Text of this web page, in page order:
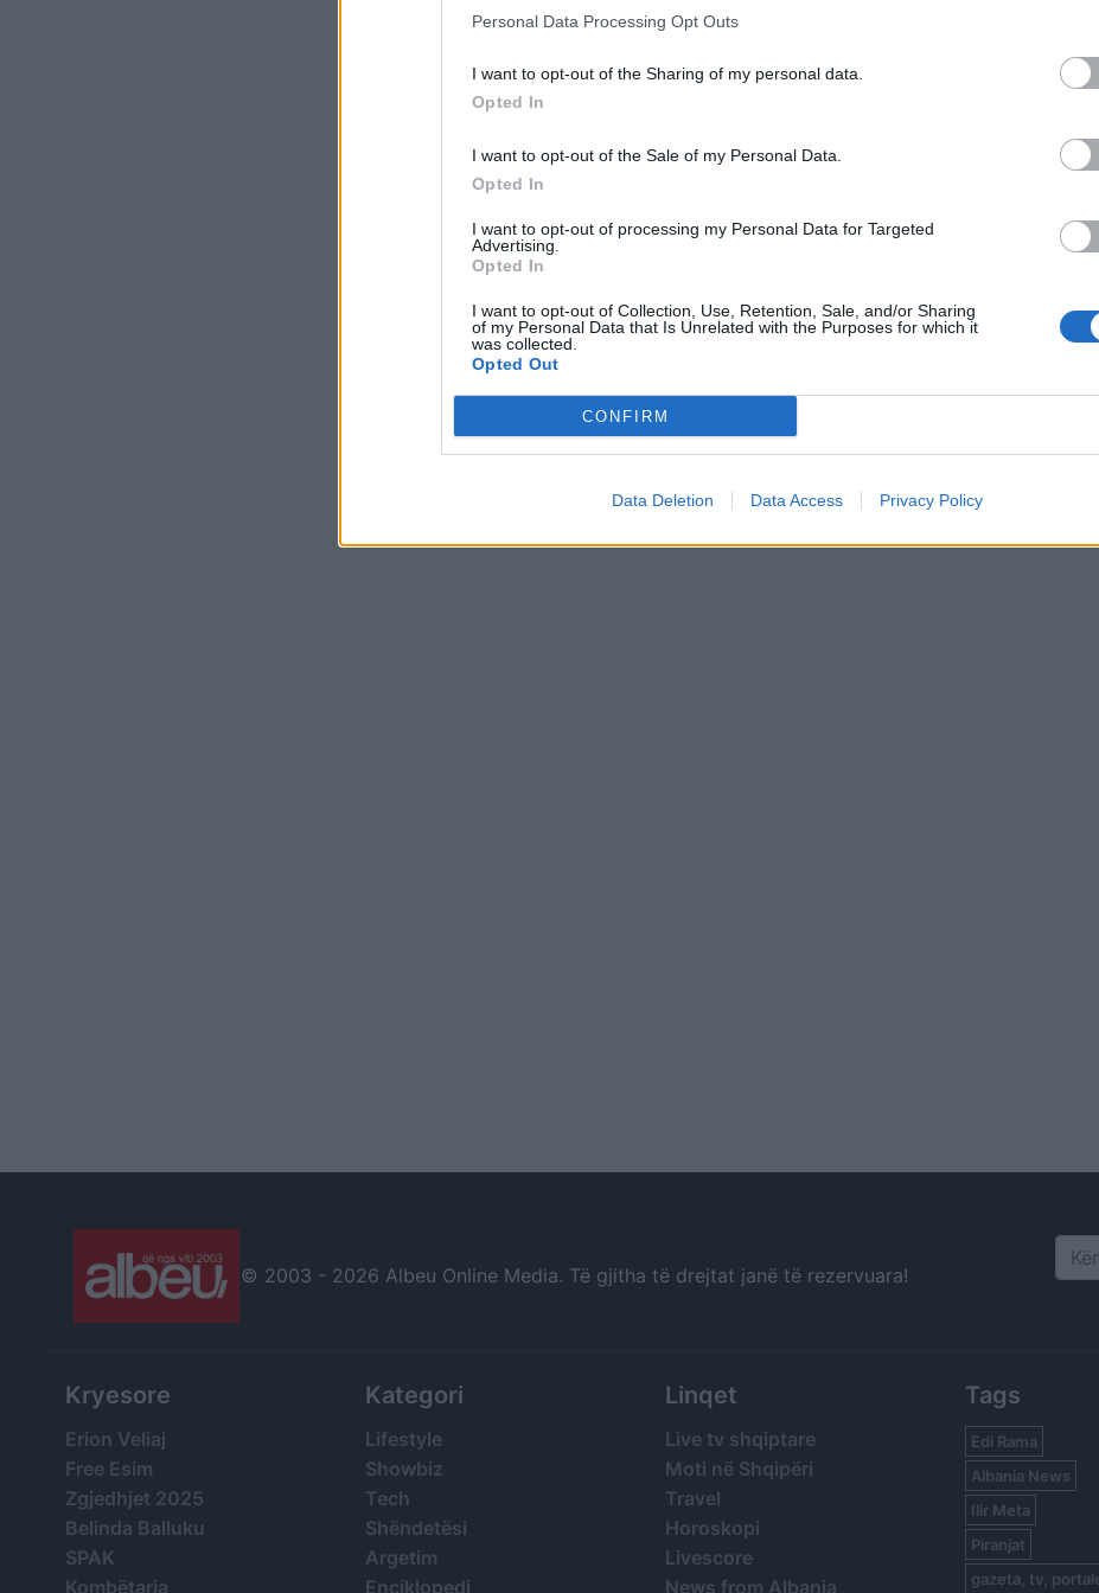
Personal Data Processing Opt Outs
I want to opt-out of the Sharing of my personal data.
Opted In
I want to opt-out of the Sale of my Personal Data.
Opted In
I want to opt-out of processing my Personal Data for Targeted
Advertising.
Opted In
I want to opt-out of Collection, Use, Retention, Sale, and/or Sharing
of my Personal Data that Is Unrelated with the Purposes for which it
was collected.
Opted Out
CONFIRM
Data Deletion Data Access Privacy Policy
© 2003 - 2026 Albeu Online Media. Të gjitha të drejtat janë të rezervuara!
Kryesore
Erion Veliaj
Free Esim
Zgjedhjet 2025
Belinda Balluku
SPAK
Kombëtarja
Kategori
Lifestyle
Showbiz
Tech
Shëndetësi
Argetim
Enciklopedi
Linqet
Live tv shqiptare
Moti në Shqipëri
Travel
Horoskopi
Livescore
News from Albania
Tags
Edi Rama
Albania News
Ilir Meta
Piranjat
gazeta, tv,